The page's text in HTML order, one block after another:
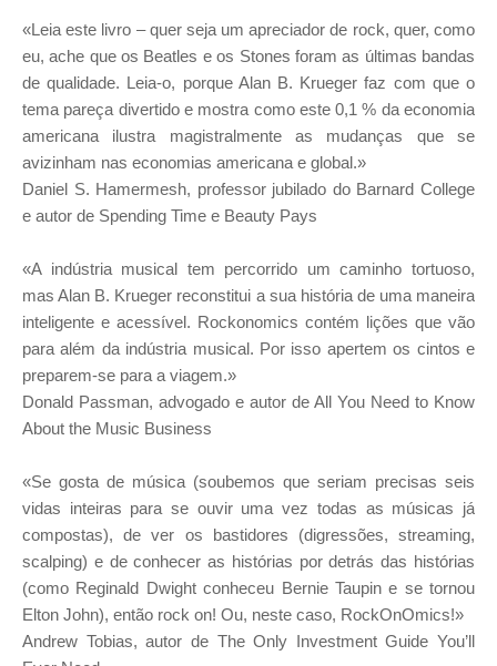
«Leia este livro – quer seja um apreciador de rock, quer, como
eu, ache que os Beatles e os Stones foram as últimas bandas
de qualidade. Leia-o, porque Alan B. Krueger faz com que o
tema pareça divertido e mostra como este 0,1 % da economia
americana ilustra magistralmente as mudanças que se
avizinham nas economias americana e global.»
Daniel S. Hamermesh, professor jubilado do Barnard College
e autor de Spending Time e Beauty Pays
«A indústria musical tem percorrido um caminho tortuoso,
mas Alan B. Krueger reconstitui a sua história de uma maneira
inteligente e acessível. Rockonomics contém lições que vão
para além da indústria musical. Por isso apertem os cintos e
preparem-se para a viagem.»
Donald Passman, advogado e autor de All You Need to Know
About the Music Business
«Se gosta de música (soubemos que seriam precisas seis
vidas inteiras para se ouvir uma vez todas as músicas já
compostas), de ver os bastidores (digressões, streaming,
scalping) e de conhecer as histórias por detrás das histórias
(como Reginald Dwight conheceu Bernie Taupin e se tornou
Elton John), então rock on! Ou, neste caso, RockOnOmics!»
Andrew Tobias, autor de The Only Investment Guide You’ll